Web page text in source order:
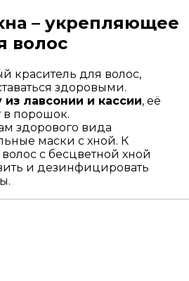
– укрепляющее
волос
краситель для волос,
здоровыми.
из лавсонии и кассии, её
в порошок.
здорового вида
маски с хной. К
с бесцветной хной
и дезинфицировать